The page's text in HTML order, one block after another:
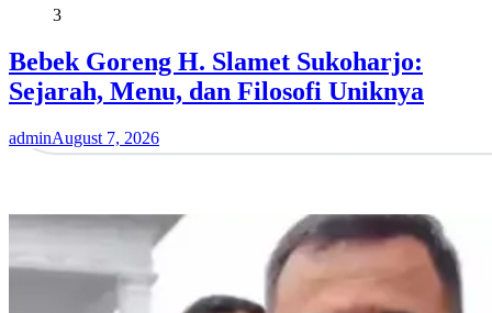
3
Bebek Goreng H. Slamet Sukoharjo:
Sejarah, Menu, dan Filosofi Uniknya
adminAugust 7, 2026